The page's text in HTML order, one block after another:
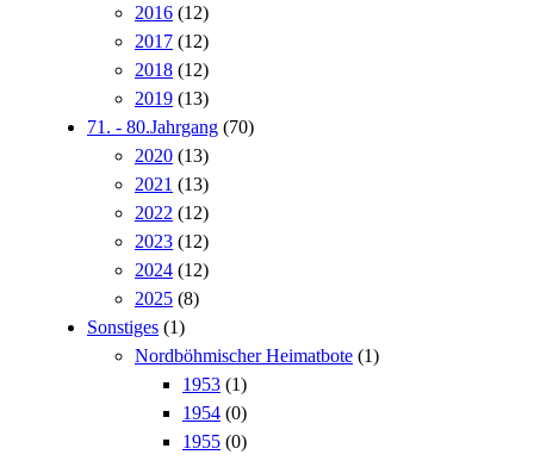
2016 (12)
2017 (12)
2018 (12)
2019 (13)
71. - 80.Jahrgang (70)
2020 (13)
2021 (13)
2022 (12)
2023 (12)
2024 (12)
2025 (8)
Sonstiges (1)
Nordböhmischer Heimatbote (1)
1953 (1)
1954 (0)
1955 (0)